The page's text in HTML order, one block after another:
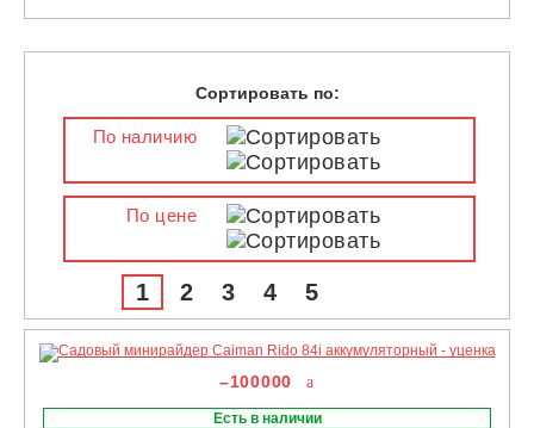
Сортировать по:
По наличию
По цене
1 2 3 4 5
–100000
Есть в наличии